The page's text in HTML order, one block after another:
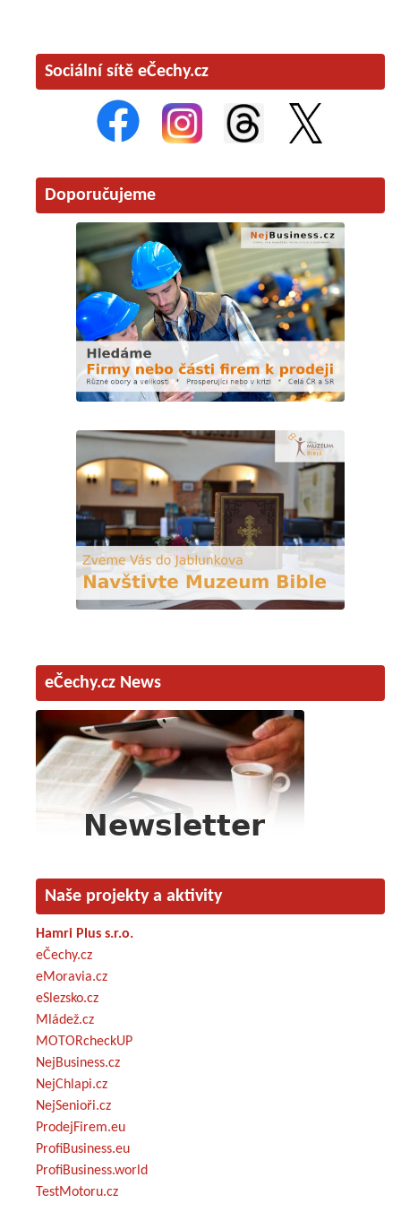
Sociální sítě eČechy.cz
Doporučujeme
eČechy.cz News
Naše projekty a aktivity
Hamri Plus s.r.o.
eČechy.cz
eMoravia.cz
eSlezsko.cz
Mládež.cz
MOTORcheckUP
NejBusiness.cz
NejChlapi.cz
NejSenioři.cz
ProdejFirem.eu
ProfiBusiness.eu
ProfiBusiness.world
TestMotoru.cz